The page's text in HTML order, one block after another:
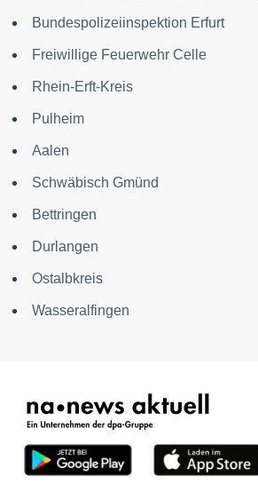
Bundespolizeiinspektion Erfurt
Freiwillige Feuerwehr Celle
Rhein-Erft-Kreis
Pulheim
Aalen
Schwäbisch Gmünd
Bettringen
Durlangen
Ostalbkreis
Wasseralfingen